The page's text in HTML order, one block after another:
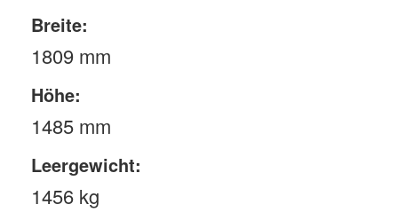
Breite:
1809 mm
Höhe:
1485 mm
Leergewicht:
1456 kg